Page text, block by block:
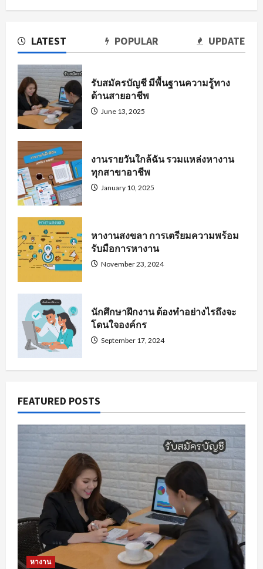
LATEST POPULAR UPDATE
รับสมัครบัญชี มีพื้นฐานความรู้ทาง
ด้านสายอาชีพ
June 13, 2025
งานรายวันใกล้ฉัน รวมแหล่งหางาน
ทุกสาขาอาชีพ
January 10, 2025
หางานสงขลา การเตรียมความพร้อม
รับมือการหางาน
November 23, 2024
นักศึกษาฝึกงาน ต้องทำอย่างไรถึงจะ
โดนใจองค์กร
September 17, 2024
FEATURED POSTS
หางาน